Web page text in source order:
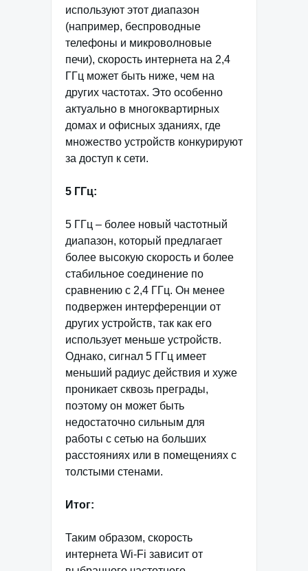
используют этот диапазон
(например, беспроводные
телефоны и микроволновые
печи), скорость интернета на 2,4
ГГц может быть ниже, чем на
других частотах. Это особенно
актуально в многоквартирных
домах и офисных зданиях, где
множество устройств конкурируют
за доступ к сети.
5 ГГц:
5 ГГц – более новый частотный
диапазон, который предлагает
более высокую скорость и более
стабильное соединение по
сравнению с 2,4 ГГц. Он менее
подвержен интерференции от
других устройств, так как его
использует меньше устройств.
Однако, сигнал 5 ГГц имеет
меньший радиус действия и хуже
проникает сквозь преграды,
поэтому он может быть
недостаточно сильным для
работы с сетью на больших
расстояниях или в помещениях с
толстыми стенами.
Итог:
Таким образом, скорость
интернета Wi-Fi зависит от